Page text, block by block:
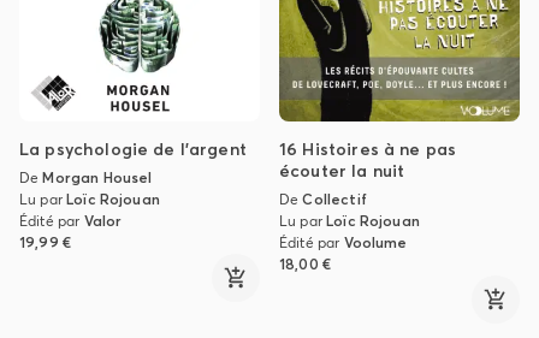
La psychologie de l'argent
DeMorgan Housel
Lu parLoïc Rojouan
Édité par Valor
19,99 €
16 Histoires à ne pas
écouter la nuit
DeCollectif
Lu parLoïc Rojouan
Édité par Voolume
18,00 €